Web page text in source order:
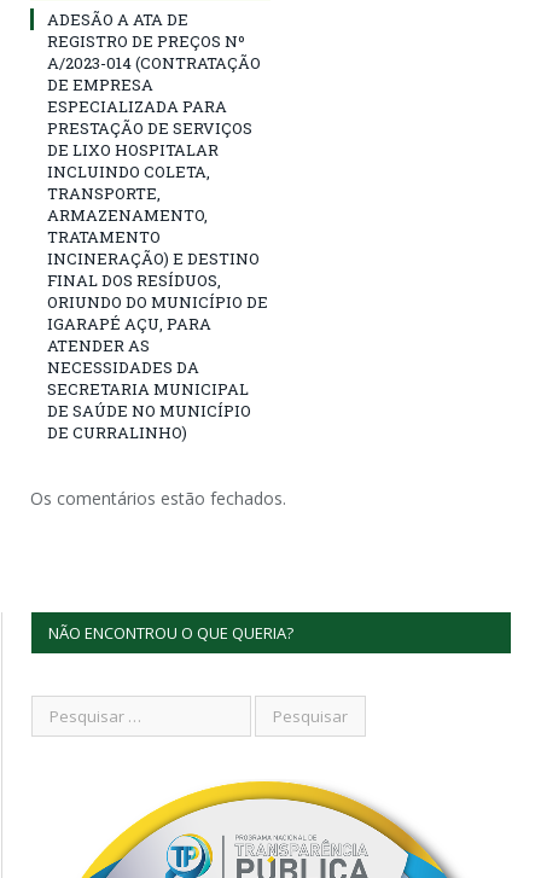
ADESÃO A ATA DE
REGISTRO DE PREÇOS Nº
A/2023-014 (CONTRATAÇÃO
DE EMPRESA
ESPECIALIZADA PARA
PRESTAÇÃO DE SERVIÇOS
DE LIXO HOSPITALAR
INCLUINDO COLETA,
TRANSPORTE,
ARMAZENAMENTO,
TRATAMENTO
INCINERAÇÃO) E DESTINO
FINAL DOS RESÍDUOS,
ORIUNDO DO MUNICÍPIO DE
IGARAPÉ AÇU, PARA
ATENDER AS
NECESSIDADES DA
SECRETARIA MUNICIPAL
DE SAÚDE NO MUNICÍPIO
DE CURRALINHO)
Os comentários estão fechados.
NÃO ENCONTROU O QUE QUERIA?